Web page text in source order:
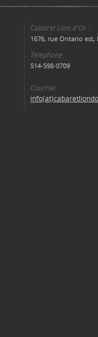
Cabaret Lion d'Or :
1676, rue Ontario est,
Téléphone
514-598-0709
Courriel